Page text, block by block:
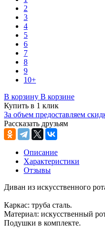
2
3
4
5
6
7
8
9
10+
В корзину В корзине
Купить в 1 клик
За объем предоставляем
Рассказать друзьям
Описание
Характеристики
Отзывы
Диван из искусственного
Каркас: труба сталь.
Материал: искусственный
Подушки в комплекте.